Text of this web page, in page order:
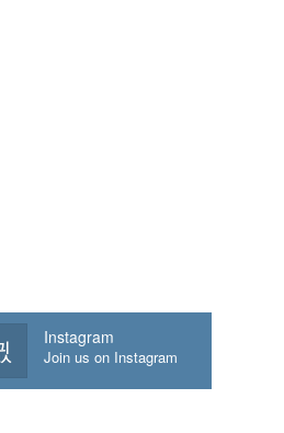
Instagram
Join us on Instagram